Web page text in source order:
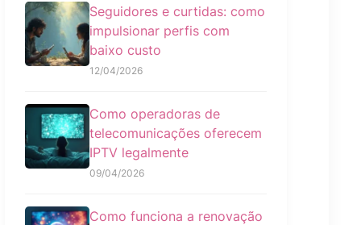
Seguidores e curtidas: como
impulsionar perfis com
baixo custo
12/04/2026
Como operadoras de
telecomunicações oferecem
IPTV legalmente
09/04/2026
Como funciona a renovação